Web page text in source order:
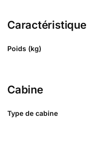
Poids (kg)
Cabine
Type de cabine